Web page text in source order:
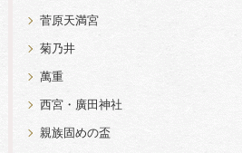
菅原天満宮
菊乃井
萬重
西宮・廣田神社
親族固めの盃